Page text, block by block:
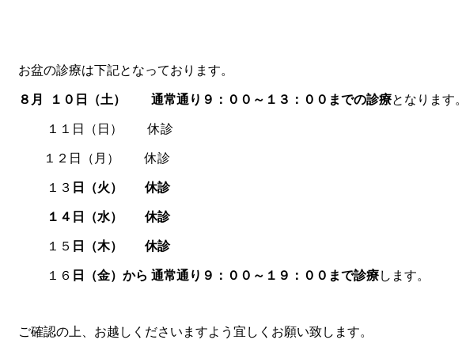
お盆の診療は下記となっております。
８月 １０日（土） 通常通り９：００～１３：００までの診療となります。
１１日（日） 休診
１２日（月） 休診
１３ 日（火） 休診
１４日（水） 休診
１５ 日（木） 休診
１６ 日（金）から 通常通り９：００～１９ ：００まで診療します。
ご確認の上、お越しくださいますよう宜しくお願い致します。